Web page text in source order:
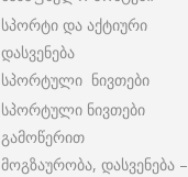
სპორტი და აქტიური
დასვენება
სპორტული ნივთები
სპორტული ნივთები
გამოწერით
მოგზაურობა, დასვენება –